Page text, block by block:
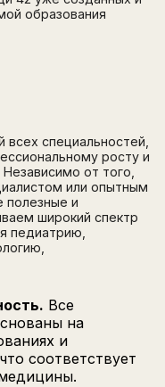
образования
специальностей,
росту и
от того,
или опытным
полезные и
широкий спектр
педиатрию,
Все
на
и
соответствует